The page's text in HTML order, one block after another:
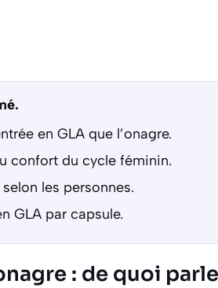
en GLA que l’onagre.
confort du cycle féminin.
les personnes.
GLA par capsule.
: de quoi